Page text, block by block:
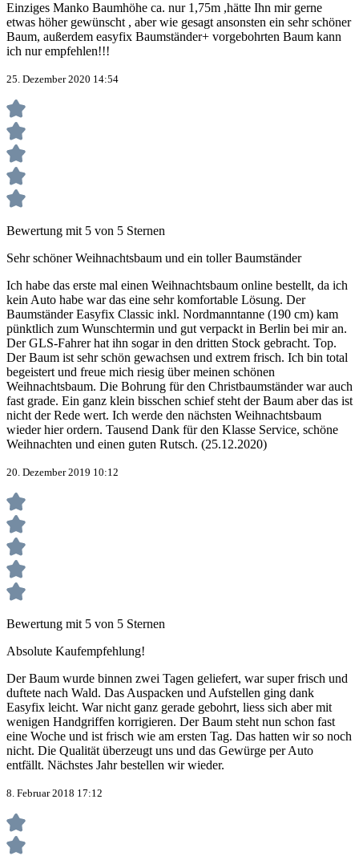
Einziges Manko Baumhöhe ca. nur 1,75m ,hätte Ihn mir gerne
etwas höher gewünscht , aber wie gesagt ansonsten ein sehr schöner
Baum, außerdem easyfix Baumständer+ vorgebohrten Baum kann
ich nur empfehlen!!!
25. Dezember 2020 14:54
Bewertung mit 5 von 5 Sternen
Sehr schöner Weihnachtsbaum und ein toller Baumständer
Ich habe das erste mal einen Weihnachtsbaum online bestellt, da ich
kein Auto habe war das eine sehr komfortable Lösung. Der
Baumständer Easyfix Classic inkl. Nordmanntanne (190 cm) kam
pünktlich zum Wunschtermin und gut verpackt in Berlin bei mir an.
Der GLS-Fahrer hat ihn sogar in den dritten Stock gebracht. Top.
Der Baum ist sehr schön gewachsen und extrem frisch. Ich bin total
begeistert und freue mich riesig über meinen schönen
Weihnachtsbaum. Die Bohrung für den Christbaumständer war auch
fast grade. Ein ganz klein bisschen schief steht der Baum aber das ist
nicht der Rede wert. Ich werde den nächsten Weihnachtsbaum
wieder hier ordern. Tausend Dank für den Klasse Service, schöne
Weihnachten und einen guten Rutsch. (25.12.2020)
20. Dezember 2019 10:12
Bewertung mit 5 von 5 Sternen
Absolute Kaufempfehlung!
Der Baum wurde binnen zwei Tagen geliefert, war super frisch und
duftete nach Wald. Das Auspacken und Aufstellen ging dank
Easyfix leicht. War nicht ganz gerade gebohrt, liess sich aber mit
wenigen Handgriffen korrigieren. Der Baum steht nun schon fast
eine Woche und ist frisch wie am ersten Tag. Das hatten wir so noch
nicht. Die Qualität überzeugt uns und das Gewürge per Auto
entfällt. Nächstes Jahr bestellen wir wieder.
8. Februar 2018 17:12